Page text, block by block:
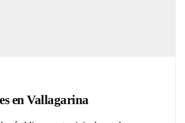
en Vallagarina